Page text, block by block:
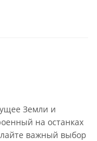
Земли и
на останках
важный выбор